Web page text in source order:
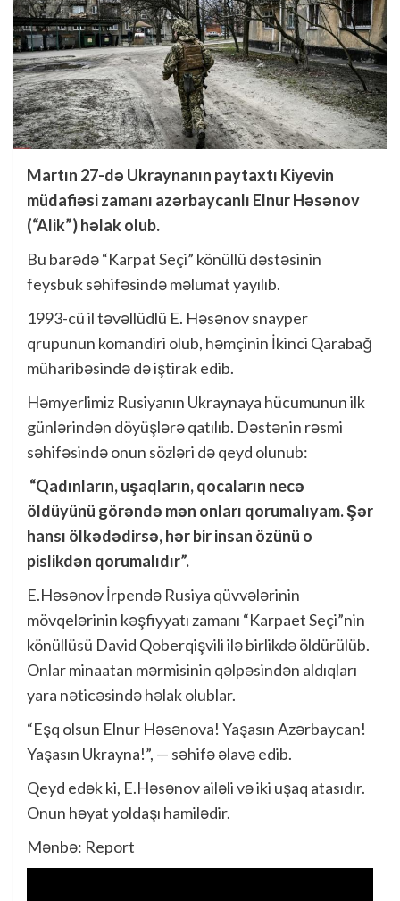
Martın 27-də Ukraynanın paytaxtı Kiyevin
müdafiəsi zamanı azərbaycanlı Elnur Həsənov
(“Alik”) həlak olub.
Bu barədə “Karpat Seçi” könüllü dəstəsinin
feysbuk səhifəsində məlumat yayılıb.
1993-cü il təvəllüdlü E. Həsənov snayper
qrupunun komandiri olub, həmçinin İkinci Qarabağ
müharibəsində də iştirak edib.
Həmyerlimiz Rusiyanın Ukraynaya hücumunun ilk
günlərindən döyüşlərə qatılıb. Dəstənin rəsmi
səhifəsində onun sözləri də qeyd olunub:
“Qadınların, uşaqların, qocaların necə
öldüyünü görəndə mən onları qorumalıyam. Şər
hansı ölkədədirsə, hər bir insan özünü o
pislikdən qorumalıdır”.
E.Həsənov İrpendə Rusiya qüvvələrinin
mövqelərinin kəşfiyyatı zamanı “Karpaet Seçi”nin
könüllüsü David Qoberqişvili ilə birlikdə öldürülüb.
Onlar minaatan mərmisinin qəlpəsindən aldıqları
yara nəticəsində həlak olublar.
“Eşq olsun Elnur Həsənova! Yaşasın Azərbaycan!
Yaşasın Ukrayna!”, — səhifə əlavə edib.
Qeyd edək ki, E.Həsənov ailəli və iki uşaq atasıdır.
Onun həyat yoldaşı hamilədir.
Mənbə: Report